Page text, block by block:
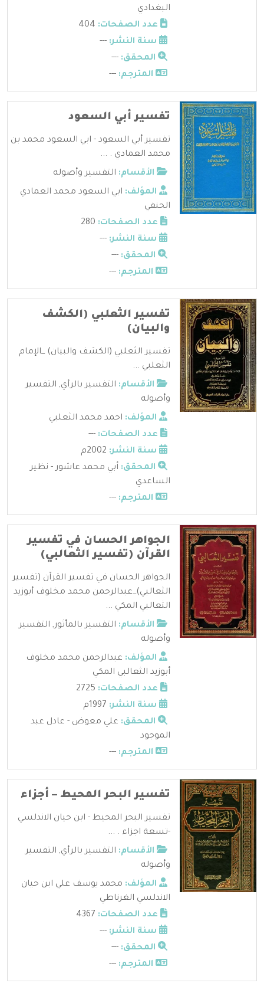
البغدادي
عدد الصفحات:
سنة النشر: ---
المحقق: ---
المترجم: ---
تفسير أبي السعود
تفسير أبي السعود - ابي السعود محمد بن
محمد العمادي . ...
الأقسام: التفسير وأصوله
المؤلف: ابي السعود محمد العمادي
الحنفي
عدد الصفحات:
سنة النشر: ---
المحقق: ---
المترجم: ---
تفسير الثعلبي (الكشف
والبيان)
تفسير الثعلبي (الكشف والبيان) _الإمام
الثعلبي ...
الأقسام: التفسير بالرأي, التفسير
وأصوله
المؤلف: احمد محمد الثعلبي
عدد الصفحات: ---
سنة النشر:
المحقق: أبي محمد عاشور - نظير
الساعدي
المترجم: ---
الجواهر الحسان في تفسير
القرآن (تفسير الثعالبي)
الجواهر الحسان في تفسير القرآن (تفسير
الثعالبي)_عبدالرحمن محمد مخلوف أبوزيد
الثعالبي المكي ...
الأقسام: التفسير بالمأثور, التفسير
وأصوله
المؤلف: عبدالرحمن محمد مخلوف
أبوزيد الثعالبي المكي
عدد الصفحات:
سنة النشر:
المحقق: علي معوض - عادل عبد
الموجود
المترجم: ---
تفسير البحر المحيط – أجزاء
تفسير البحر المحيط - ابن حيان الاندلسي
-تسعة اجزاء . ...
الأقسام: التفسير بالرأي, التفسير
وأصوله
المؤلف: محمد يوسف علي ابن حيان
الاندلسي الغرناطي
عدد الصفحات:
سنة النشر: ---
المحقق: ---
المترجم: ---